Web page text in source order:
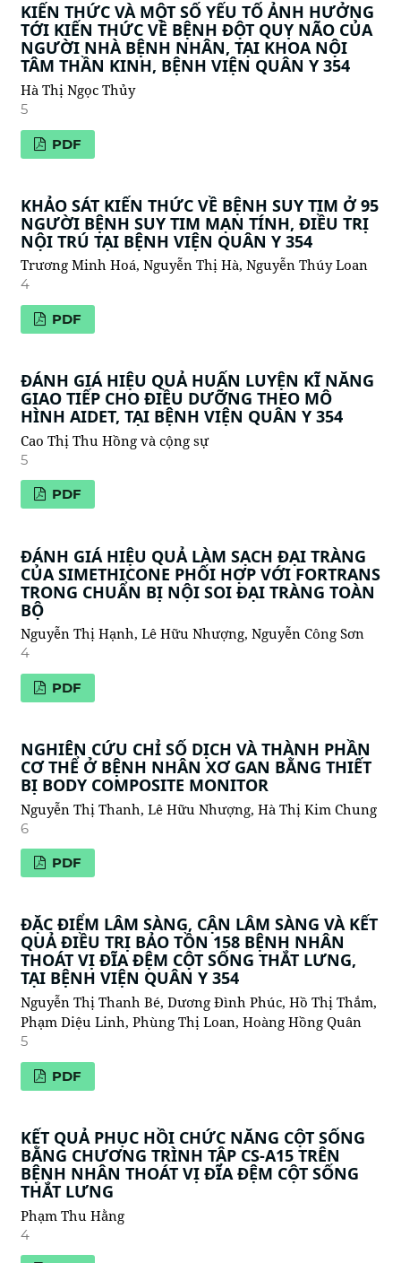
KIẾN THỨC VÀ MỘT SỐ YẾU TỐ ẢNH HƯỞNG
TỚI KIẾN THỨC VỀ BỆNH ĐỘT QUỴ NÃO CỦA
NGƯỜI NHÀ BỆNH NHÂN, TẠI KHOA NỘI
TÂM THẦN KINH, BỆNH VIỆN QUÂN Y 354
Hà Thị Ngọc Thủy
5
PDF
KHẢO SÁT KIẾN THỨC VỀ BỆNH SUY TIM Ở 95
NGƯỜI BỆNH SUY TIM MẠN TÍNH, ĐIỀU TRỊ
NỘI TRÚ TẠI BỆNH VIỆN QUÂN Y 354
Trương Minh Hoá, Nguyễn Thị Hà, Nguyễn Thúy Loan
4
PDF
ĐÁNH GIÁ HIỆU QUẢ HUẤN LUYỆN KĨ NĂNG
GIAO TIẾP CHO ĐIỀU DƯỠNG THEO MÔ
HÌNH AIDET, TẠI BỆNH VIỆN QUÂN Y 354
Cao Thị Thu Hồng và cộng sự
5
PDF
ĐÁNH GIÁ HIỆU QUẢ LÀM SẠCH ĐẠI TRÀNG
CỦA SIMETHICONE PHỐI HỢP VỚI FORTRANS
TRONG CHUẨN BỊ NỘI SOI ĐẠI TRÀNG TOÀN
BỘ
Nguyễn Thị Hạnh, Lê Hữu Nhượng, Nguyễn Công Sơn
4
PDF
NGHIÊN CỨU CHỈ SỐ DỊCH VÀ THÀNH PHẦN
CƠ THỂ Ở BỆNH NHÂN XƠ GAN BẰNG THIẾT
BỊ BODY COMPOSITE MONITOR
Nguyễn Thị Thanh, Lê Hữu Nhượng, Hà Thị Kim Chung
6
PDF
ĐẶC ĐIỂM LÂM SÀNG, CẬN LÂM SÀNG VÀ KẾT
QUẢ ĐIỀU TRỊ BẢO TỒN 158 BỆNH NHÂN
THOÁT VỊ ĐĨA ĐỆM CỘT SỐNG THẮT LƯNG,
TẠI BỆNH VIỆN QUÂN Y 354
Nguyễn Thị Thanh Bé, Dương Đình Phúc, Hồ Thị Thắm,
Phạm Diệu Linh, Phùng Thị Loan, Hoàng Hồng Quân
5
PDF
KẾT QUẢ PHỤC HỒI CHỨC NĂNG CỘT SỐNG
BẰNG CHƯƠNG TRÌNH TẬP CS-A15 TRÊN
BỆNH NHÂN THOÁT VỊ ĐĨA ĐỆM CỘT SỐNG
THẮT LƯNG
Phạm Thu Hằng
4